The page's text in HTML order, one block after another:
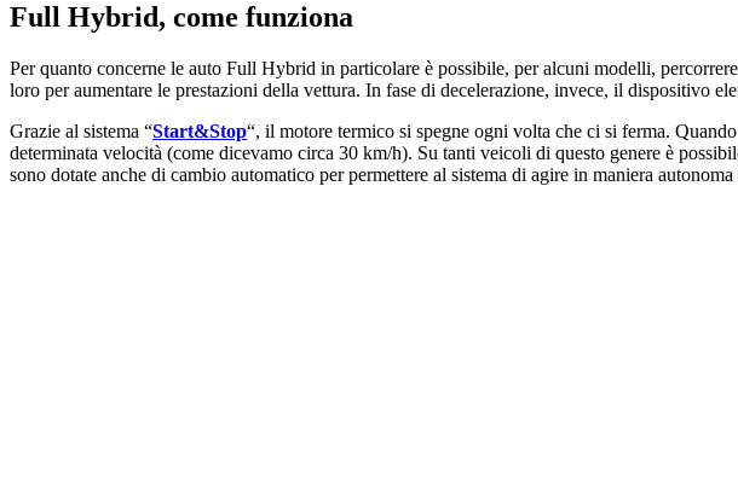
Full Hybrid, come funziona
Per quanto concerne le auto Full Hybrid in particolare è possibile, per alcuni modelli,
loro per aumentare le prestazioni della vettura. In fase di decelerazione, invece, il dispositivo
Grazie al sistema “Start&Stop“, il motore termico si spegne ogni volta che ci si ferma.
determinata velocità (come dicevamo circa 30 km/h). Su tanti veicoli di questo genere è
sono dotate anche di cambio automatico per permettere al sistema di agire in maniera